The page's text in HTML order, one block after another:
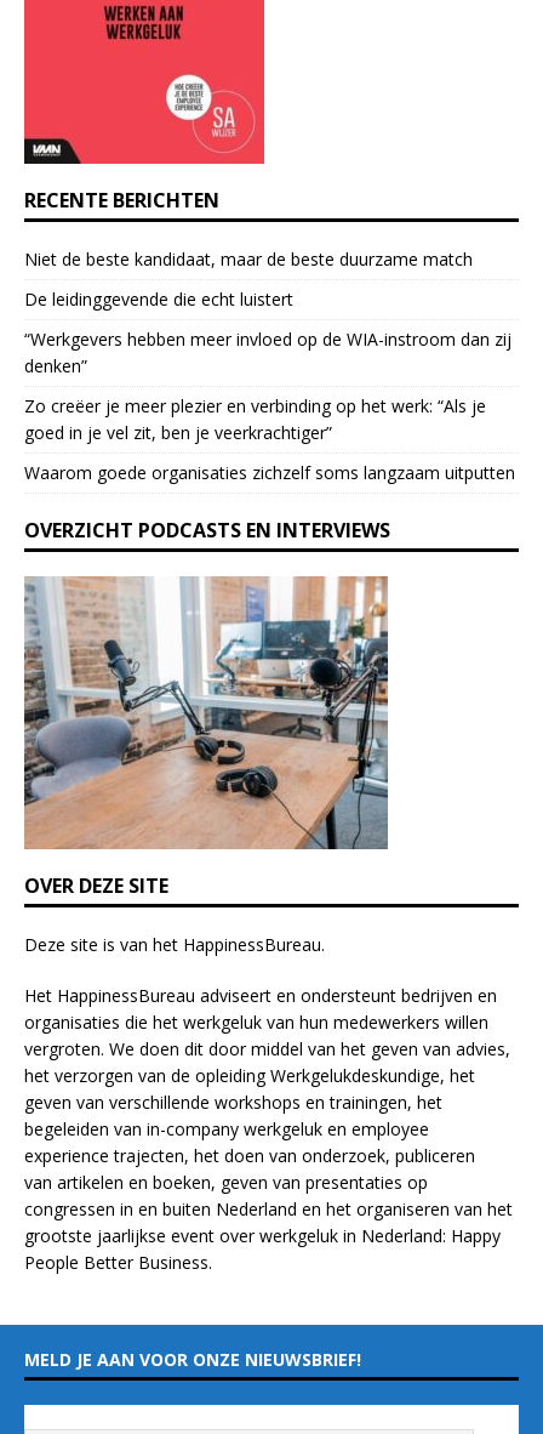
.
l
e
a
s
e
l
a
v
t
h
i
s
f
i
e
l
d
b
l
a
n
k
.
RECENTE BERICHTEN
Niet de beste kandidaat, maar de beste duurzame match
De leidinggevende die echt luistert
“Werkgevers hebben meer invloed op de WIA-instroom dan zij
denken”
Zo creëer je meer plezier en verbinding op het werk: “Als je
goed in je vel zit, ben je veerkrach­tiger”
Waarom goede organisaties zichzelf soms langzaam uitputten
OVERZICHT PODCASTS EN INTERVIEWS
OVER DEZE SITE
Deze site is van het HappinessBureau.
Het HappinessBureau adviseert en ondersteunt bedrijven en
organisaties die het werkgeluk van hun medewerkers willen
vergroten. We doen dit door middel van het geven van advies,
het verzorgen van de opleidingWerkgelukdeskundige, het
geven van verschillende workshops en trainingen, het
begeleiden van in-company werkgeluk en employee
experiencetrajecten, het doen van onderzoek, publiceren
van artikelen en boeken, geven van presentaties op
congressen in en buiten Nederland en het organiseren van het
grootste jaarlijkse event over werkgeluk in Nederland: Happy
People Better Business.
MELD JE AAN VOOR ONZE NIEUWSBRIEF!